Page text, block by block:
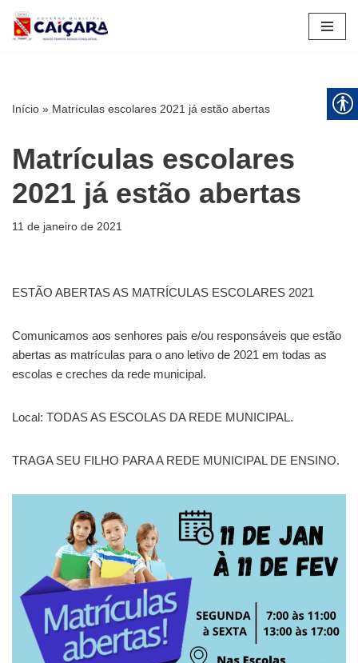
Pular
Início » Matrículas escolares 2021 já estão abertas
Matrículas escolares
2021 já estão abertas
11 de janeiro de 2021
ESTÃO ABERTAS AS MATRÍCULAS ESCOLARES 2021
Comunicamos aos senhores pais e/ou responsáveis que estão
abertas as matrículas para o ano letivo de 2021 em todas as
escolas e creches da rede municipal.
Local: TODAS AS ESCOLAS DA REDE MUNICIPAL.
TRAGA SEU FILHO PARA A REDE MUNICIPAL DE ENSINO.